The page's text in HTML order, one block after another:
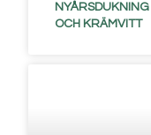
OCH KRÄMVITT